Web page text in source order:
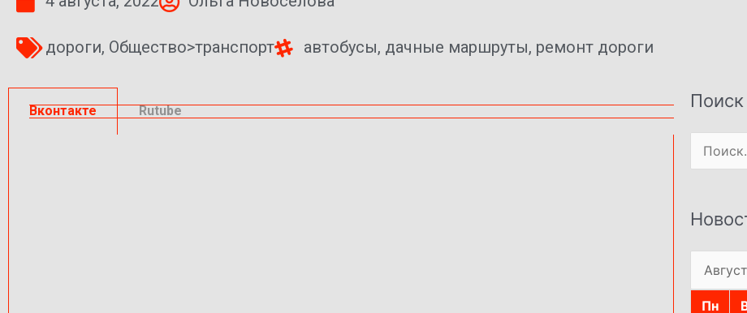
дороги, Общество>транспорт автобусы, дачные маршруты, ремонт дороги
Вконтакте Rutube
Поиск:
Пн